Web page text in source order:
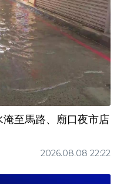
至馬路、廟口夜市店
2026.08.08 22:22